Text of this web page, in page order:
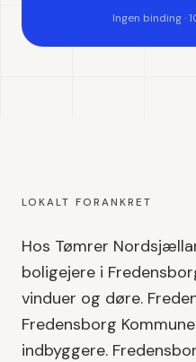
Ingen binding ·
LOKALT FORANKRET
Hos Tømrer
boligejere i
vinduer og døre.
Fredensborg Kommune
indbyggere.